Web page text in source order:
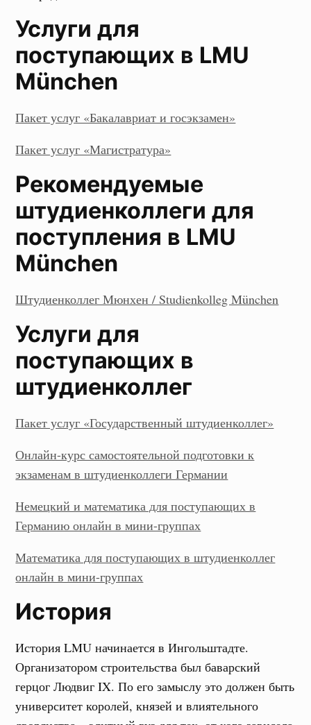
Услуги для
поступающих в LMU
München
Пакет услуг «Бакалавриат и госэкзамен»
Пакет услуг «Магистратура»
Рекомендуемые
штудиенколлеги для
поступления в LMU
München
Штудиенколлег Мюнхен / Studienkolleg München
Услуги для
поступающих в
штудиенколлег
Пакет услуг «Государственный штудиенколлег»
Онлайн-курс самостоятельной подготовки к
экзаменам в штудиенколлеги Германии
Немецкий и математика для поступающих в
Германию онлайн в мини-группах
Математика для поступающих в штудиенколлег
онлайн в мини-группах
История
История LMU начинается в Ингольштадте.
Организатором строительства был баварский
герцог Людвиг IX. По его замыслу это должен быть
университет королей, князей и влиятельного